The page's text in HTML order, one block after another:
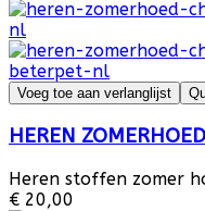
Voeg toe aan verlanglijst
HEREN
Heren stoffen zomer
€ 20,00